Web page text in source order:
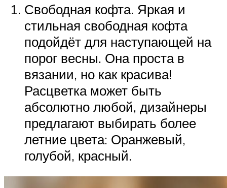
Свободная кофта. Яркая и
стильная свободная кофта
подойдёт для наступающей на
порог весны. Она проста в
вязании, но как красива!
Расцветка может быть
абсолютно любой, дизайнеры
предлагают выбирать более
летние цвета: Оранжевый,
голубой, красный.